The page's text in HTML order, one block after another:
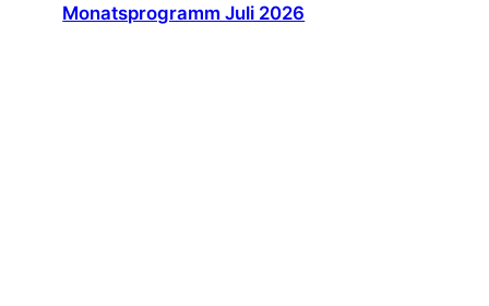
Monatsprogramm Juli 2026